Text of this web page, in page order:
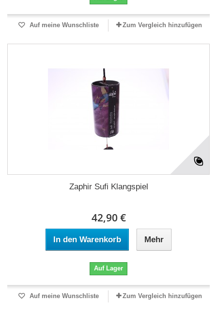
Auf meine Wunschliste Zum Vergleich hinzufügen
Zaphir Sufi Klangspiel
42,90 €
In den Warenkorb Mehr
Auf Lager
Auf meine Wunschliste Zum Vergleich hinzufügen